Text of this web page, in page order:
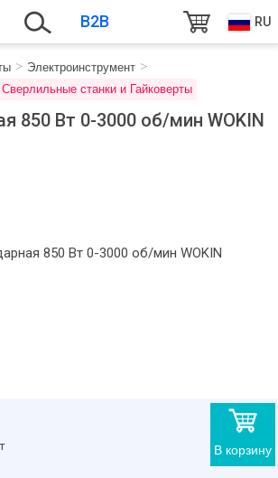
B2B RU
Электроинструмент
станки и Гайковерты
850 Вт 0-3000 об/мин WOKIN
В корзину